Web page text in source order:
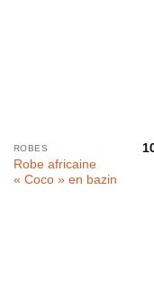
ROBES
Robe africaine
« Coco » en bazin